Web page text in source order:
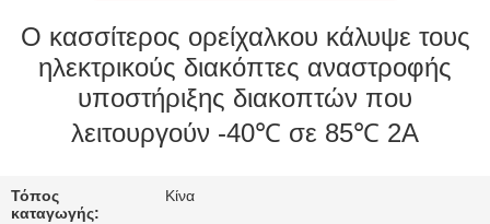
ΠΕΡΊΠΟΥ
ΕΜΕΊΣ
ΓΎΡΟΣ
Ο κασσίτερος ορείχαλκου κάλυψε τους
ηλεκτρικούς διακόπτες αναστροφής
υποστήριξης διακοπτών που
λειτουργούν -40℃ σε 85℃ 2A
Τόπος
καταγωγής:
Κίνα